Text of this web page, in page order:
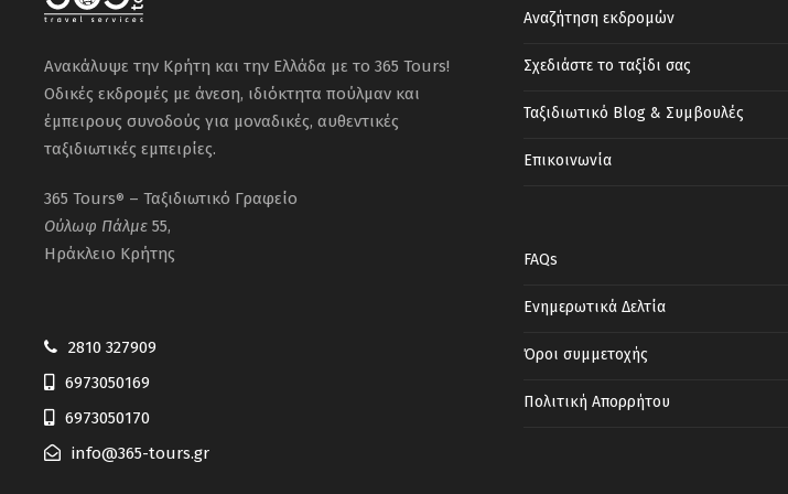
Ανακάλυψε την Κρήτη και την Ελλάδα με το 365 Tours!
Οδικές εκδρομές με άνεση, ιδιόκτητα πούλμαν και
έμπειρους συνοδούς για μοναδικές, αυθεντικές
ταξιδιωτικές εμπειρίες.
365 Tours® – Ταξιδιωτικό Γραφείο
Ούλωφ Πάλμε 55,
Ηράκλειο Κρήτης
2810 327909
6973050169
6973050170
info@365-tours.gr
Αναζήτηση εκδρομών
Σχεδιάστε το ταξίδι σας
Ταξιδιωτικό Blog & Συμβουλές
Επικοινωνία
FAQs
Ενημερωτικά Δελτία
Όροι συμμετοχής
Πολιτική Απορρήτου